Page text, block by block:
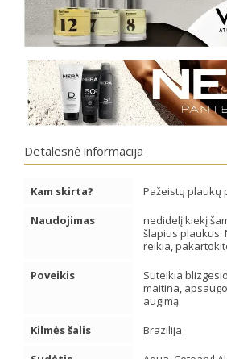
Detalesnė informacija
Kam skirta?
Pažeistų plaukų
Naudojimas
nedidelį kiekį
šlapius plaukus.
reikia,
Poveikis
Suteikia
maitina,
augimą.
Kilmės šalis
Brazilija